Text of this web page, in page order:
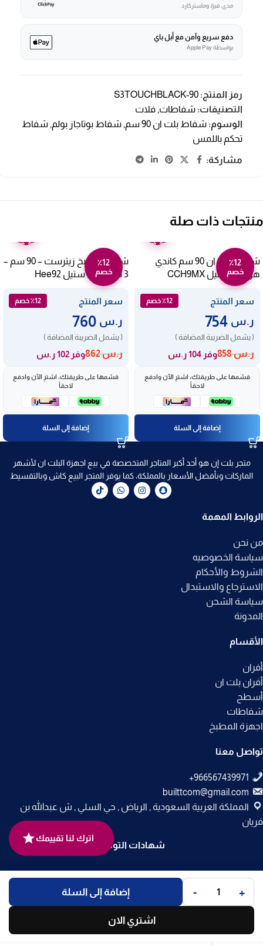
مدى، فيزا، وماستركارد
دفع سريع وآمن مع أبل باي
بواسطة Apple Pay
رمز المنتج: S3TOUCHBLACK-90
التصنيفات: شفاطات, فلات
الوسوم: شفاط بلت ان 90 سم , شفاط بوتاجاز بولم, شفاط
تحكم باللمس
مشاركة:
منتجات ذات صلة
٪12
خصم
شفاط بلت ان 90 سم كاندي
هرمي – ستيل CCH9MX
سعر المنتج ٪12 خصم
ر.س
( يشمل الضريبة المضافة )
ر.س858 وفر 104 ر.س
قسّمها على طريقتك، اشترِ الآن وادفع
لاحقاً
إضافة إلى السلة
٪12
خصم
شفاط مطبخ زيترست – 90 سم –
3 سرعات – ستيل Hee92
سعر المنتج ٪12 خصم
ر.س
( يشمل الضريبة المضافة )
ر.س862 وفر 102 ر.س
قسّمها على طريقتك، اشترِ الآن وادفع
لاحقاً
إضافة إلى السلة
متجر بلت إن هو أحد أكبر المتاجر المتخصصة في بيع اجهزة البلت ان لأشهر
الماركات وبأفضل الأسعار بالمملكة، كما يوفر المتجر البيع كاش وبالتقسيط
الروابط المهمة
من نحن
سياسة الخصوصيه
الشروط والأحكام
الاسترجاع والاستبدال
سياسة الشحن
المدونة
الأقسام
أفران
أفران بلت ان
أسطح
شفاطات
اجهزة المطبخ
تواصل معنا
builttcom@gmail.com
المملكة العربية السعودية , الرياض , حي السلي , ش عبدالله بن
فريان
شهادات التوثيق
جميع الحقوق محفوظة لـمتجر بلت إن© 2025.
تم التطوير بواسطةCode Times
. +
- إضافة إلى السلة
اشتري الان
اترك لنا تقييمك